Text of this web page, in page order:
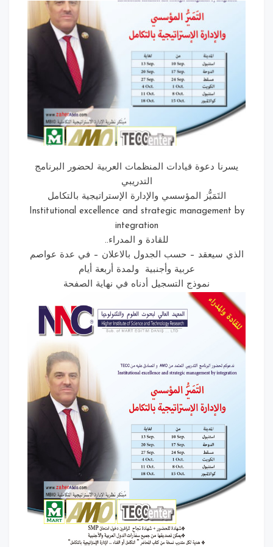
دعوة قيادات المنظمات العربية لحضور البرنامج
التَمَيُّز المؤسسي والإدارة الإستراتيجية بالتكامل
Institutional excellence and strategic management
integration
للقادة و المدراء..
سيعقد – حسب الجدول بالاعلان – في عدة عواصم
عربية وأجنبية ولمدة أربعة أيام
نموذج التسجيل أدناه في نهاية الصفحة